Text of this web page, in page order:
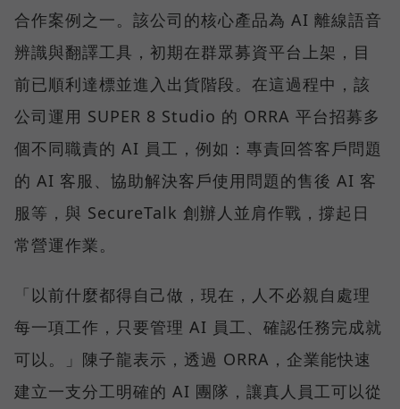
合作案例之一。該公司的核心產品為 AI 離線語音
辨識與翻譯工具，初期在群眾募資平台上架，目
前已順利達標並進入出貨階段。在這過程中，該
公司運用 SUPER 8 Studio 的 ORRA 平台招募多
個不同職責的 AI 員工，例如：專責回答客戶問題
的 AI 客服、協助解決客戶使用問題的售後 AI 客
服等，與 SecureTalk 創辦人並肩作戰，撐起日
常營運作業。
「以前什麼都得自己做，現在，人不必親自處理
每一項工作，只要管理 AI 員工、確認任務完成就
可以。」陳子龍表示，透過 ORRA，企業能快速
建立一支分工明確的 AI 團隊，讓真人員工可以從